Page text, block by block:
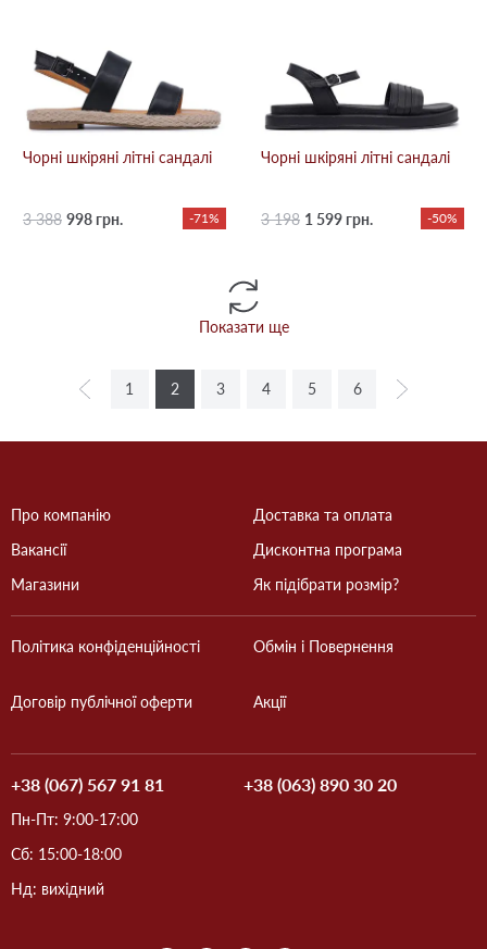
Чорні шкіряні літні сандалі
3 388 998 грн. -71%
Чорні шкіряні літні сандалі
3 198 1 599 грн. -50%
Показати ще
1 2 3 4 5 6
Про компанію
Вакансії
Магазини
Доставка та оплата
Дисконтна програма
Як підібрати розмір?
Політика конфіденційності
Договір публічної оферти
Обмін і Повернення
Акції
+38 (067) 567 91 81 +38 (063) 890 30 20
Пн-Пт: 9:00-17:00
Сб: 15:00-18:00
Нд: вихідний